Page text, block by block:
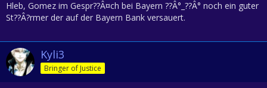
Hleb, Gomez im Gespr??Â¤ch bei Bayern ??Â°_??Â° noch ein guter
St??Â?rmer der auf der Bayern Bank versauert.
Kyli3
Bringer of Justice